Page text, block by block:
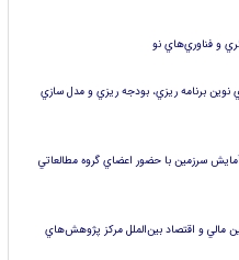
و فناوري‌هاي نو
برنامه ريزي، بودجه ريزي و مدل سازي
سرزمين با حضور اعضاي گروه مطالعاتي
مالي و اقتصاد بين‌الملل مركز پژوهش‌هاي